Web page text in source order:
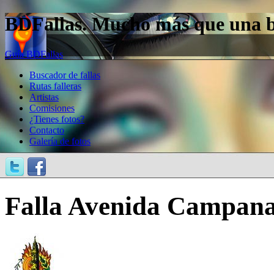
BDFallas. Mucho más que una
Guía BDFallas
Buscador de fallas
Rutas falleras
Artistas
Comisiones
¿Tienes fotos?
Contacto
Galería de fotos
Falla Avenida